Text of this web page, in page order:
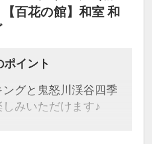
百花の館】和室 和
ポイント
グと鬼怒川渓谷四季
みいただけます♪